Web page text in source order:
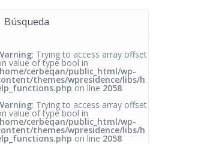
Búsqueda
: Trying to access array offset
value of type bool in
cerbeqan/public_html/wp-
themes/wpresidence/libs/h
on line 2058
: Trying to access array offset
value of type bool in
cerbeqan/public_html/wp-
themes/wpresidence/libs/h
on line 2058